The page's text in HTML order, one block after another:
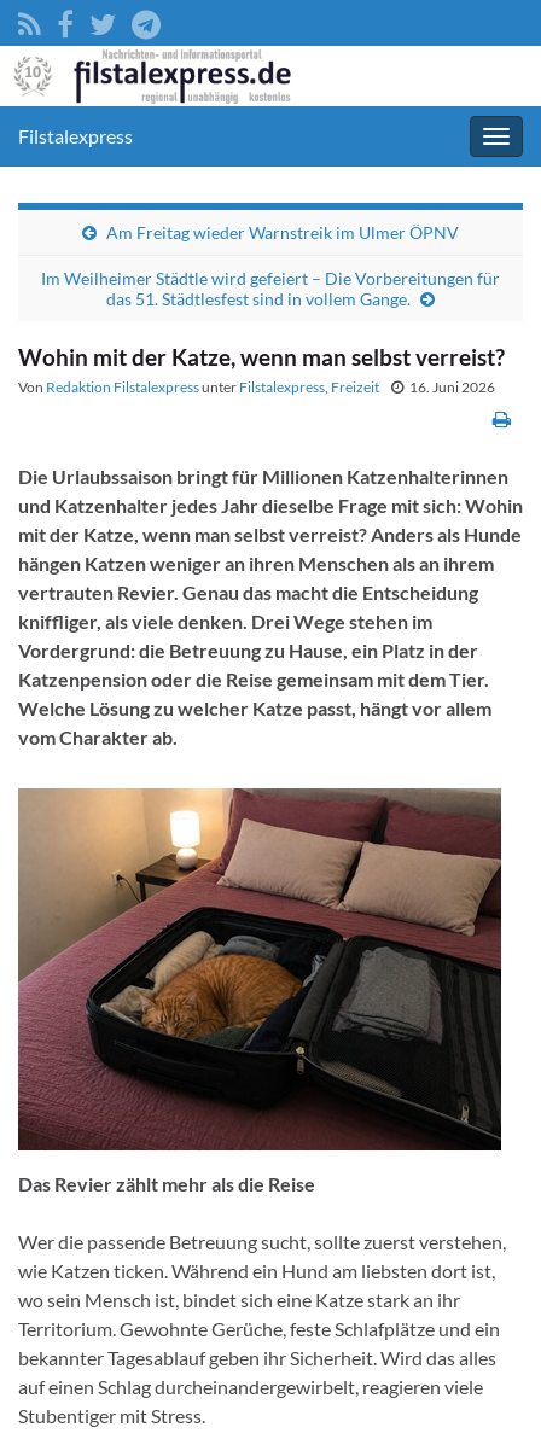
Filstalexpress
Am Freitag wieder Warnstreik im Ulmer ÖPNV
Im Weilheimer Städtle wird gefeiert – Die Vorbereitungen für
das 51. Städtlesfest sind in vollem Gange.
Wohin mit der Katze, wenn man selbst verreist?
Von Redaktion Filstalexpressunter Filstalexpress, Freizeit 16. Juni 2026
Die Urlaubssaison bringt für Millionen Katzenhalterinnen
und Katzenhalter jedes Jahr dieselbe Frage mit sich: Wohin
mit der Katze, wenn man selbst verreist? Anders als Hunde
hängen Katzen weniger an ihren Menschen als an ihrem
vertrauten Revier. Genau das macht die Entscheidung
kniffliger, als viele denken. Drei Wege stehen im
Vordergrund: die Betreuung zu Hause, ein Platz in der
Katzenpension oder die Reise gemeinsam mit dem Tier.
Welche Lösung zu welcher Katze passt, hängt vor allem
vom Charakter ab.
Das Revier zählt mehr als die Reise
Wer die passende Betreuung sucht, sollte zuerst verstehen,
wie Katzen ticken. Während ein Hund am liebsten dort ist,
wo sein Mensch ist, bindet sich eine Katze stark an ihr
Territorium. Gewohnte Gerüche, feste Schlafplätze und ein
bekannter Tagesablauf geben ihr Sicherheit. Wird das alles
auf einen Schlag durcheinandergewirbelt, reagieren viele
Stubentiger mit Stress.